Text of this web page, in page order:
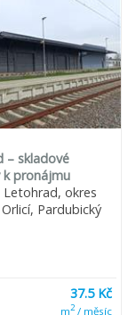
– skladové
pronájmu
Letohrad, okres
Pardubický
37.5 Kč
m2/ měsíc